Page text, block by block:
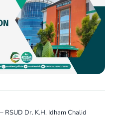
RSUD Dr. K.H. Idham Chalid